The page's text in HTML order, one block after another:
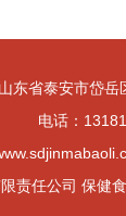
东省泰安市岱岳
电话：
责任公司 保健